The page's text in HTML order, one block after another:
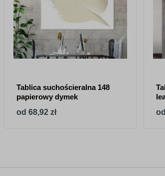
Tablica suchościeralna 148
papierowy dymek
od 68,92 zł